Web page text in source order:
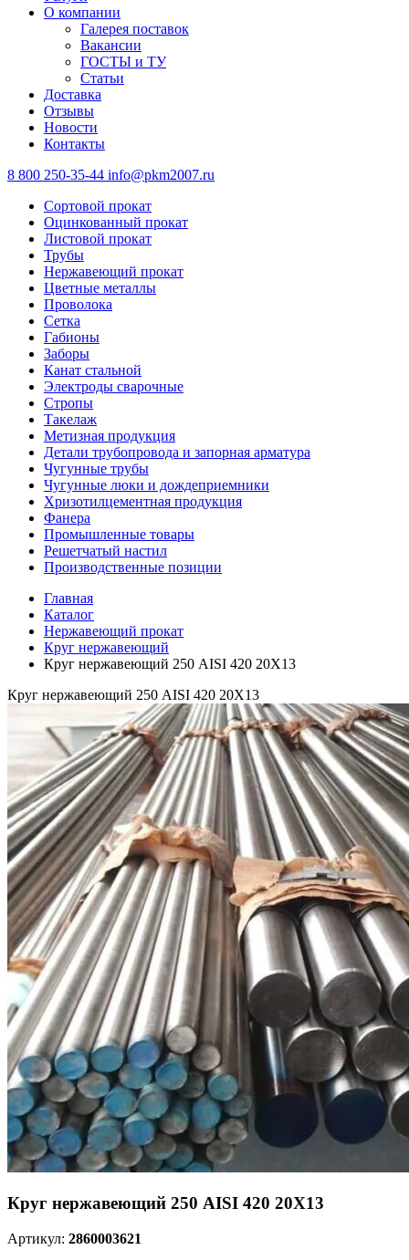
О компании
Галерея поставок
Вакансии
ГОСТЫ и ТУ
Статьи
Доставка
Отзывы
Новости
Контакты
8 800 250-35-44 info@pkm2007.ru
Сортовой прокат
Оцинкованный прокат
Листовой прокат
Трубы
Нержавеющий прокат
Цветные металлы
Проволока
Сетка
Габионы
Заборы
Канат стальной
Электроды сварочные
Стропы
Такелаж
Метизная продукция
Детали трубопровода и запорная арматура
Чугунные трубы
Чугунные люки и дождеприемники
Хризотилцементная продукция
Фанера
Промышленные товары
Решетчатый настил
Производственные позиции
Главная
Каталог
Нержавеющий прокат
Круг нержавеющий
Круг нержавеющий 250 AISI 420 20Х13
Круг нержавеющий 250 AISI 420 20Х13
Круг нержавеющий 250 AISI 420 20Х13
Артикул: 2860003621